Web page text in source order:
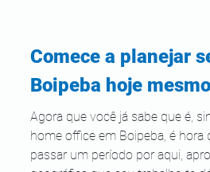
Comece a planejar
Boipeba hoje mesmo
Agora que você já sabe que é,
home office em Boipeba, é
passar um período por aqui,